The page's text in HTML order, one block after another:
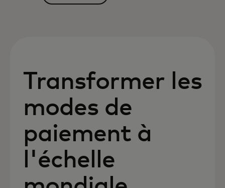
Transformer les
modes de
paiement à
l'échelle